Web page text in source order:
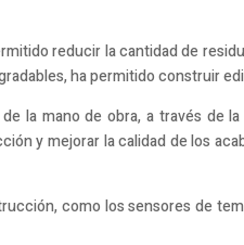
reducir la cantidad de
ha permitido construir
la mano de obra, a través de
y mejorar la calidad de los
como los sensores de